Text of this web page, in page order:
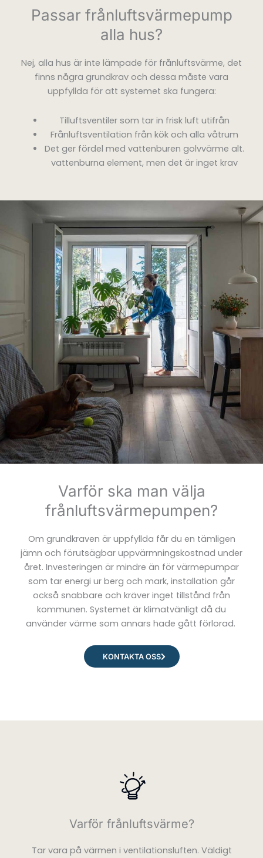
Passar frånluftsvärmepump
alla hus?
Nej, alla hus är inte lämpade för frånluftsvärme, det
finns några grundkrav och dessa måste vara
uppfyllda för att systemet ska fungera:
Tilluftsventiler som tar in frisk luft utifrån
Frånluftsventilation från kök och alla våtrum
Det ger fördel med vattenburen golvvärme alt.
vattenburna element, men det är inget krav
Varför ska man välja
frånluftsvärmepumpen?
Om grundkraven är uppfyllda får du en tämligen
jämn och förutsägbar uppvärmningskostnad under
året. Investeringen är mindre än för värmepumpar
som tar energi ur berg och mark, installation går
också snabbare och kräver inget tillstånd från
kommunen. Systemet är klimatvänligt då du
använder värme som annars hade gått förlorad.
KONTAKTA OSS
Varför frånluftsvärme?
Tar vara på värmen i ventilationsluften. Väldigt